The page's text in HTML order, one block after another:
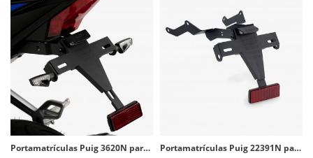
Portamatrículas Puig 3620N para Yamaha YZF-R125 (19-26) Portamatrículas Puig 22391N para Honda CB1000 Hornet (25-26)